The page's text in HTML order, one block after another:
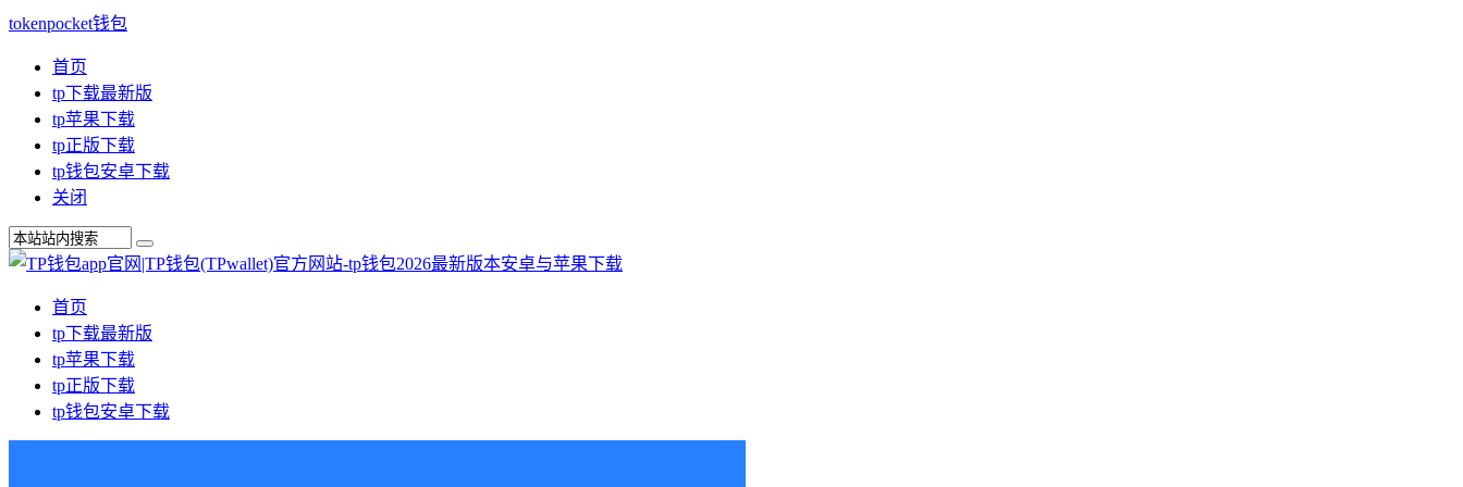
tokenpocket钱包
首页
tp下载最新版
tp苹果下载
tp正版下载
tp钱包安卓下载
关闭
首页
tp下载最新版
tp苹果下载
tp正版下载
tp钱包安卓下载